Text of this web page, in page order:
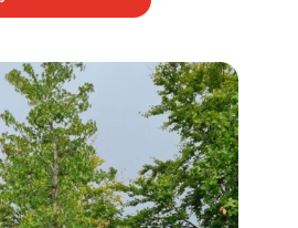
heeft
Deze
optie
kan
gekozen
worden
op
de
productpagina